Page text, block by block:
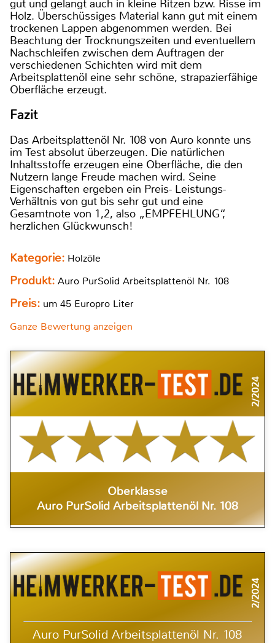
gut und gelangt auch in kleine Ritzen bzw. Risse im
Holz. Überschüssiges Material kann gut mit einem
trockenen Lappen abgenommen werden. Bei
Beachtung der Trocknungszeiten und eventuellem
Nachschleifen zwischen dem Auftragen der
verschiedenen Schichten wird mit dem
Arbeitsplattenöl eine sehr schöne, strapazierfähige
Oberfläche erzeugt.
Fazit
Das Arbeitsplattenöl Nr. 108 von Auro konnte uns
im Test absolut überzeugen. Die natürlichen
Inhaltsstoffe erzeugen eine Oberfläche, die den
Nutzern lange Freude machen wird. Seine
Eigenschaften ergeben ein Preis- Leistungs-
Verhältnis von gut bis sehr gut und eine
Gesamtnote von 1,2, also „EMPFEHLUNG“,
herzlichen Glückwunsch!
Kategorie: Holzöle
Produkt: Auro PurSolid Arbeitsplattenöl Nr. 108
Preis: um 45 Europro Liter
Ganze Bewertung anzeigen
2/2024
Oberklasse
Auro PurSolid Arbeitsplattenöl Nr. 108
2/2024
Auro PurSolid Arbeitsplattenöl Nr. 108